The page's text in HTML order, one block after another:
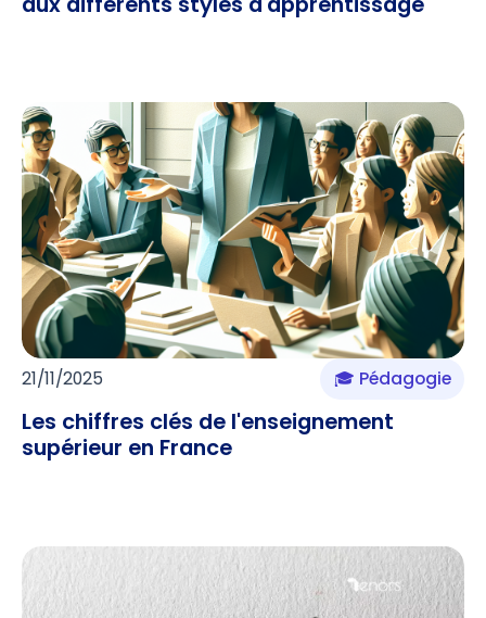
21/11/2025 🎓 Pédagogie
Les chiffres clés de l'enseignement
supérieur en France